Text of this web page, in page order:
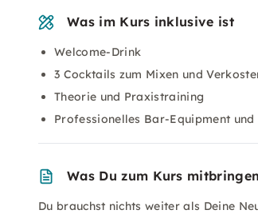
Was im Kurs inklusive ist
Welcome-Drink
3 Cocktails zum Mixen und
Theorie und Praxistraining
Professionelles Bar-Equipment und
Was Du zum Kurs
Du brauchst nichts weiter als Deine